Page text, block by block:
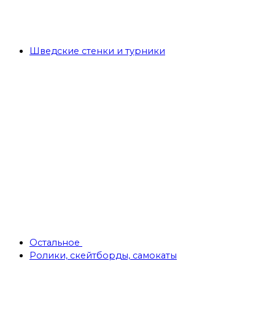
Шведские стенки и турники
Остальное
Ролики, скейтборды, самокаты